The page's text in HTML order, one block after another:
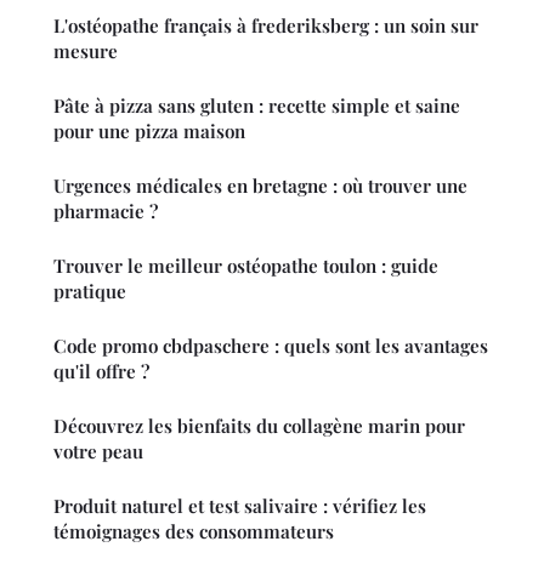
L'ostéopathe français à frederiksberg : un soin sur
mesure
Pâte à pizza sans gluten : recette simple et saine
pour une pizza maison
Urgences médicales en bretagne : où trouver une
pharmacie ?
Trouver le meilleur ostéopathe toulon : guide
pratique
Code promo cbdpaschere : quels sont les avantages
qu'il offre ?
Découvrez les bienfaits du collagène marin pour
votre peau
Produit naturel et test salivaire : vérifiez les
témoignages des consommateurs